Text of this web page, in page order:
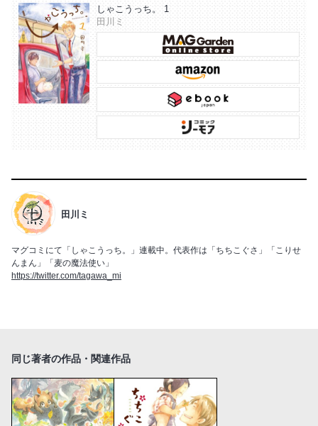
しゃこうっち。 1
田川ミ
田川ミ
マグコミにて「しゃこうっち。」連載中。代表作は「ちちこぐさ」「こりせ
んまん」「麦の魔法使い」
https://twitter.com/tagawa_mi
同じ著者の作品・関連作品